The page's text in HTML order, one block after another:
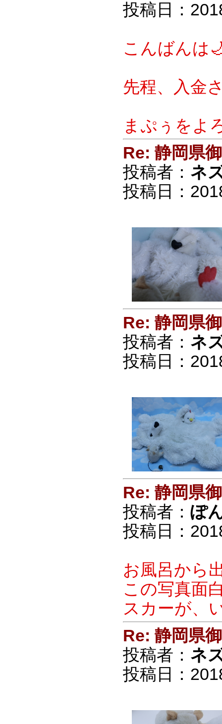
投稿日：
こんばんは
先程、入金
まぷぅをよ
Re: 静岡県
投稿者： ネ
投稿日：
Re: 静岡県
投稿者： ネ
投稿日：
Re: 静岡県
投稿者： ぽ
投稿日：
お風呂から
この写真面
スカーが、
Re: 静岡県
投稿者： ネ
投稿日：